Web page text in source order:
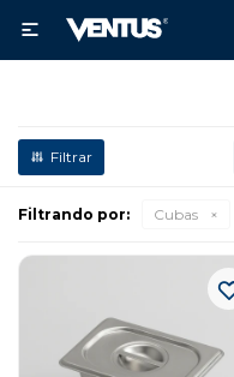

Filtrando por: Cubas